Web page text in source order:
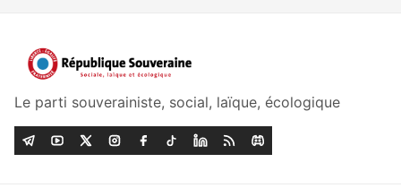
Le parti souverainiste, social, laïque, écologique